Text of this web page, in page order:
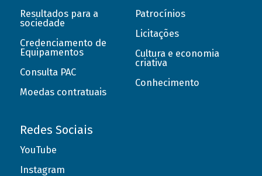
Resultados para a
sociedade
Credenciamento de
Equipamentos
Consulta PAC
Moedas contratuais
Patrocínios
Licitações
Cultura e economia
criativa
Conhecimento
Redes Sociais
YouTube
Instagram